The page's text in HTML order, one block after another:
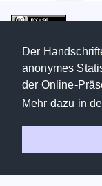
Der
anonymes
der Online-
Mehr dazu in